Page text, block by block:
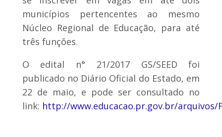
municípios pertencentes ao mesmo
Núcleo Regional de Educação, para até
três funções.
O edital n° 21/2017 GS/SEED foi
publicado no Diário Oficial do Estado, em
22 de maio, e pode ser consultado no
link: http://www.educacao.pr.gov.br/